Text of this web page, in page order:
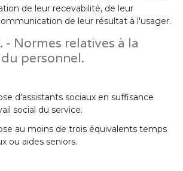
de leur recevabilité, de leur
de leur résultat à l'usager.
- Normes relatives à la
personnel.
d'assistants sociaux en suffisance
social du service.
au moins de trois équivalents temps
ou aides seniors.